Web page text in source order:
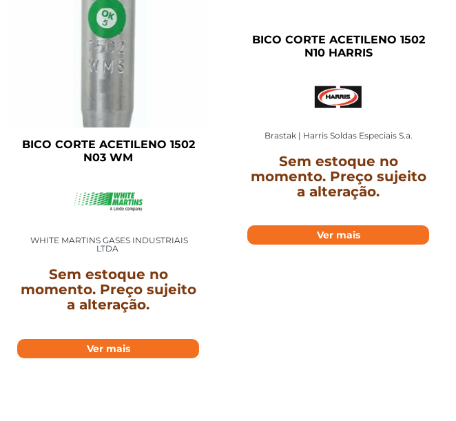
BICO CORTE ACETILENO 1502
N03 WM
WHITE MARTINS GASES INDUSTRIAIS
LTDA
Sem estoque no
momento. Preço sujeito
a alteração.
Ver mais
BICO CORTE ACETILENO 1502
N10 HARRIS
Brastak | Harris Soldas Especiais S.a.
Sem estoque no
momento. Preço sujeito
a alteração.
Ver mais